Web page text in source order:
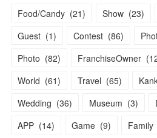
Food/Candy (21) Show (23)
Guest (1) Contest (86)
Photo (82) FranchiseOwner (
World (61) Travel (65)
Wedding (36) Museum (3)
APP (14) Game (9) Family